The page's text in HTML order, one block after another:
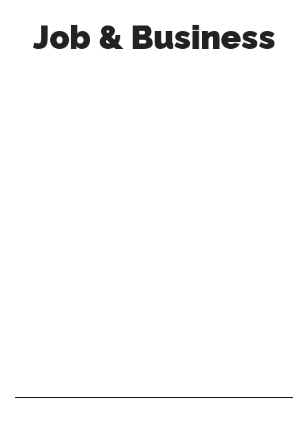
Job & Business